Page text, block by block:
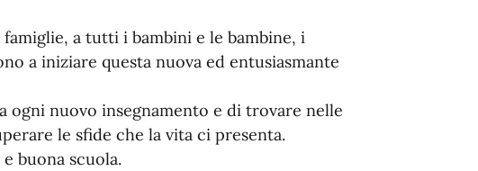
a tutti i bambini e le bambine, i
a iniziare questa nuova ed entusiasmante
ogni nuovo insegnamento e di trovare nelle
le sfide che la vita ci presenta.
buona scuola.